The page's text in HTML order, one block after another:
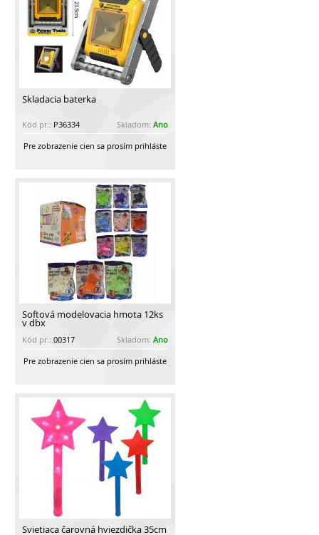
Skladacia baterka
Kód pr.: P36334 Skladom: Ano
Pre zobrazenie cien sa prosím prihláste
Softová modelovacia hmota 12ks
v dbx
Kód pr.: 00317 Skladom: Ano
Pre zobrazenie cien sa prosím prihláste
Svietiaca čarovná hviezdička 35cm